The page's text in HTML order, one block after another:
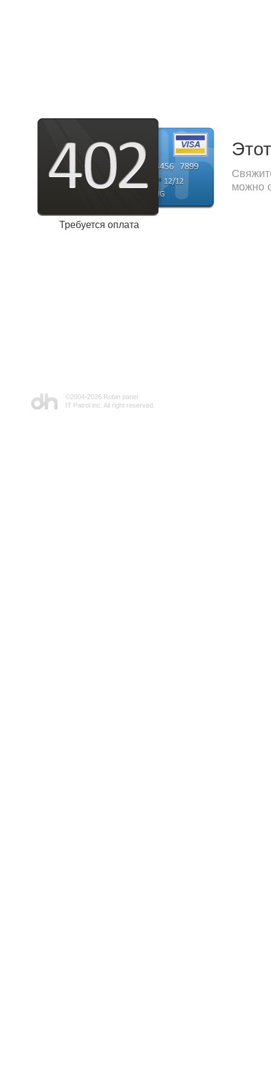
Требуется оплата
можно
©2004-2026 Robin panel
IT Patrol inc. All right reserved.